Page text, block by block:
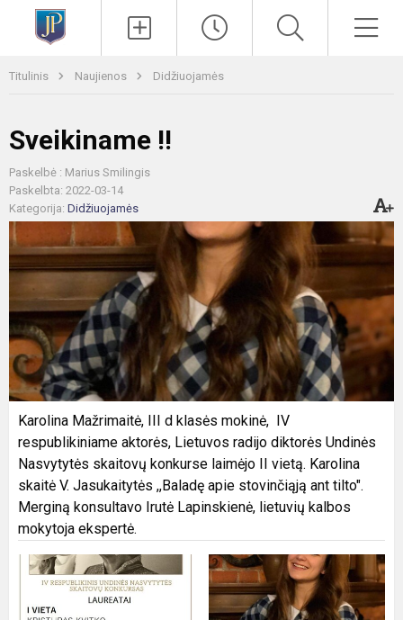
Titulinis Naujienos Didžiuojamės
Sveikiname !!
Paskelbė : Marius Smilingis
Paskelbta: 2022-03-14
Kategorija: Didžiuojamės
Karolina Mažrimaitė, III d klasės mokinė, IV
respublikiniame aktorės, Lietuvos radijo diktorės Undinės
Nasvytytės skaitovų konkurse laimėjo II vietą. Karolina
skaitė V. Jasukaitytės ,,Baladę apie stovinčiąją ant tilto".
Merginą konsultavo Irutė Lapinskienė, lietuvių kalbos
mokytoja ekspertė.